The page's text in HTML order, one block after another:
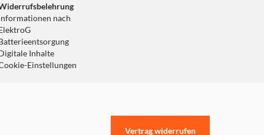
nach
Inhalte
Einstellungen
Vertrag widerrufen